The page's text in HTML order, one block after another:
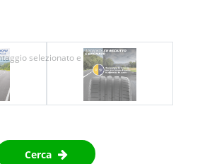
selezionato e
Cerca